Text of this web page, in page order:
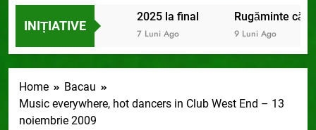
INIȚIATIVE
2025 la final
7 Luni Ago
Rugăminte
9 Luni Ago
Home
Bacau
Music everywhere, hot dancers in Club West End – 13
noiembrie 2009